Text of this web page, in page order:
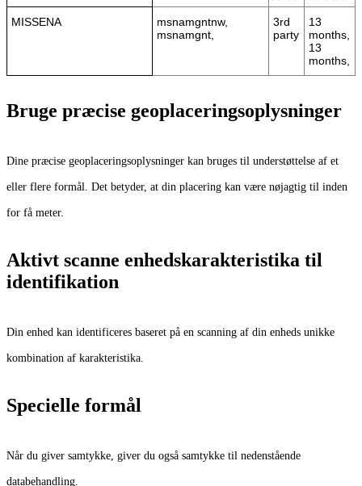
MISSENA
msnamgntnw,
msnamgnt,
3rd
party
13
months,
13
months,
Bruge præcise geoplaceringsoplysninger
Dine præcise geoplaceringsoplysninger kan bruges til understøttelse af et
eller flere formål. Det betyder, at din placering kan være nøjagtig til inden
for få meter.
Aktivt scanne enhedskarakteristika til
identifikation
Din enhed kan identificeres baseret på en scanning af din enheds unikke
kombination af karakteristika.
Specielle formål
Når du giver samtykke, giver du også samtykke til nedenstående
databehandling.